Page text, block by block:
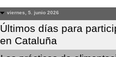
viernes, 5. junio 2026
Últimos días para
en Cataluña